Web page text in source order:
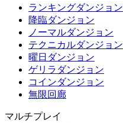
ランキングダンジョン
降臨ダンジョン
ノーマルダンジョン
テクニカルダンジョン
曜日ダンジョン
ゲリラダンジョン
コインダンジョン
無限回廊
マルチプレイ